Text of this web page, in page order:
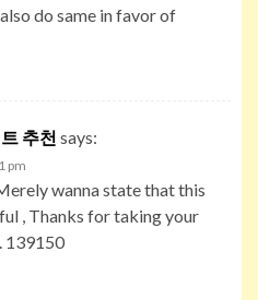
do same in favor of
추천 says:
pm
wanna state that this
, Thanks for taking your
139150